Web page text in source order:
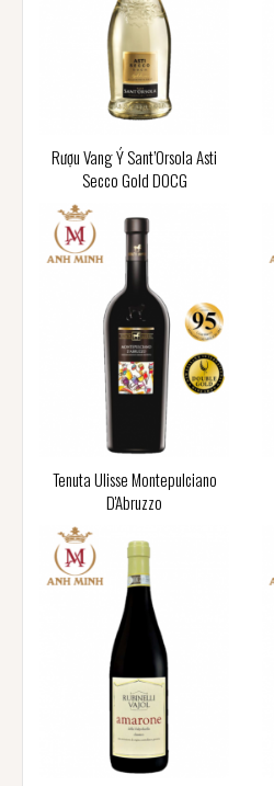
Rượu Vang Ý Sant’Orsola Asti
Secco Gold DOCG
Tenuta Ulisse Montepulciano
D'Abruzzo